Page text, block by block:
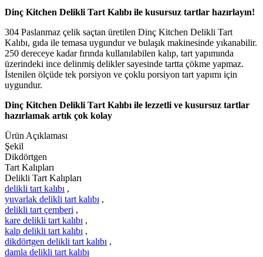
Dinç Kitchen Delikli Tart Kalıbı ile kusursuz tartlar hazırlayın!
304 Paslanmaz çelik saçtan üretilen Dinç Kitchen Delikli Tart
Kalıbı, gıda ile temasa uygundur ve bulaşık makinesinde yıkanabilir.
250 dereceye kadar fırında kullanılabilen kalıp, tart yapımında
üzerindeki ince delinmiş delikler sayesinde tartta çökme yapmaz.
İstenilen ölçüde tek porsiyon ve çoklu porsiyon tart yapımı için
uygundur.
Dinç Kitchen Delikli Tart Kalıbı ile lezzetli ve kusursuz tartlar
hazırlamak artık çok kolay
Ürün Açıklaması
Şekil
Dikdörtgen
Tart Kalıpları
Delikli Tart Kalıpları
delikli tart kalıbı ,
yuvarlak delikli tart kalıbı ,
delikli tart çemberi ,
kare delikli tart kalıbı ,
kalp delikli tart kalıbı ,
dikdörtgen delikli tart kalıbı ,
damla delikli tart kalıbı